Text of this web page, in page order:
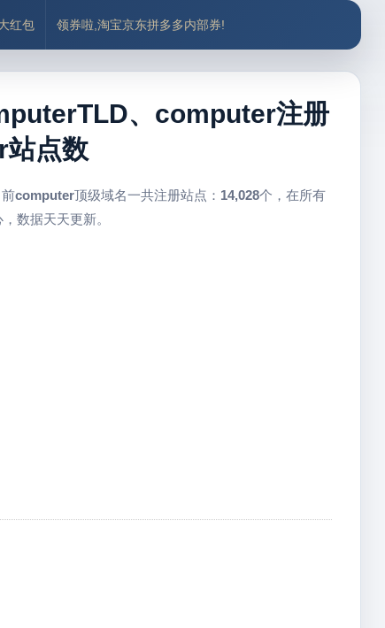
红包 领券啦,淘宝京东拼多多内部券!
、computer注册
点数
computer顶级域名一共注册站点： 14,028个，在所有
数据天天更新。